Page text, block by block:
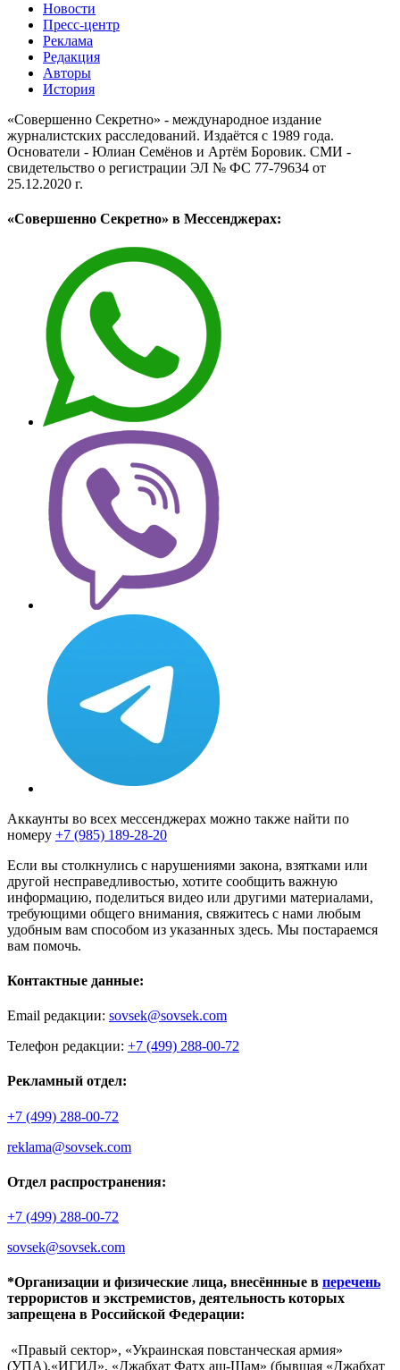
Новости
Пресс-центр
Реклама
Редакция
Авторы
История
«Совершенно Секретно» - международное издание
журналистских расследований. Издаётся с 1989 года.
Основатели - Юлиан Семёнов и Артём Боровик. CМИ -
свидетельство о регистрации ЭЛ № ФС 77-79634 от
25.12.2020 г.
«Совершенно Секретно» в Мессенджерах:
Аккаунты во всех мессенджерах можно также найти по
номеру +7 (985) 189-28-20
Если вы столкнулись с нарушениями закона, взятками или
другой несправедливостью, хотите сообщить важную
информацию, поделиться видео или другими материалами,
требующими общего внимания, свяжитесь с нами любым
удобным вам способом из указанных здесь. Мы постараемся
вам помочь.
Контактные данные:
Email редакции: sovsek@sovsek.com
Телефон редакции: +7 (499) 288-00-72
Рекламный отдел:
+7 (499) 288-00-72
reklama@sovsek.com
Отдел распространения:
+7 (499) 288-00-72
sovsek@sovsek.com
*Организации и физические лица, внесённные в перечень
террористов и экстремистов, деятельность которых
запрещена в Российской Федерации:
«Правый сектор», «Украинская повстанческая армия»
(УПА),«ИГИЛ», «Джабхат Фатх аш-Шам» (бывшая «Джабхат